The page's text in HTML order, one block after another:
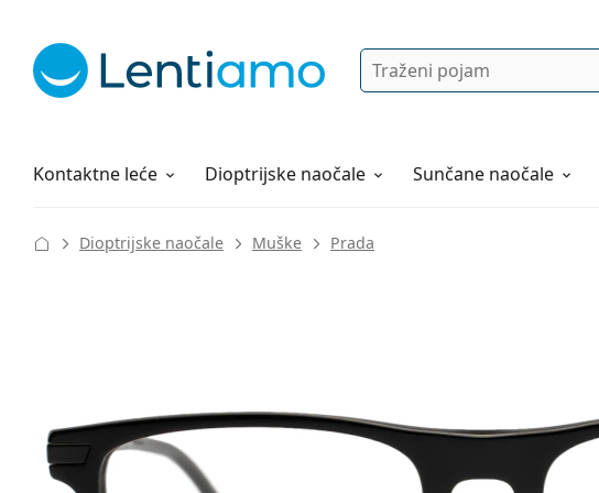
Pretraga
Kontaktne leće
Otopine za leće Dioptrijske naočale Sunčane naočale
Sve o kupovini
Dioptrijske naočale Muške Prada